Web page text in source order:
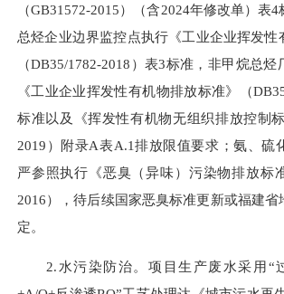
（GB31572-2015）（含2024年修改单）表
总烃企业边界监控点执行《工业企业挥发性
（DB35/1782-2018 ）表3标准，非甲烷总烃
《工业企业挥发性有机物排放标准》（
标准以及《挥发性有机物无组织排放控制标
2019 ） 附录A表A.1排放限值要求；氨、硫
严参照执行《恶臭 （异味） 污染物排放标
2016）
，待后续国家恶臭标准更新或福建
定。
2. 水污染防治。项目生产废水采用“